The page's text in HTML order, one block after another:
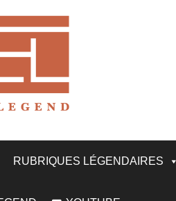
RUBRIQUES LÉGENDAIRES